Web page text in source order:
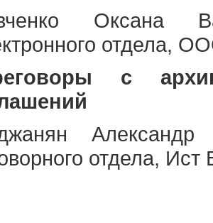
Оксана
отдела,
с
Александр
отдела,